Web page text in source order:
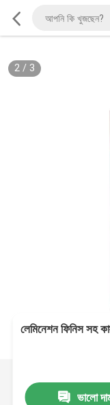
2/ 3
লেমিনেশন ফিনিস সহ
ভালো